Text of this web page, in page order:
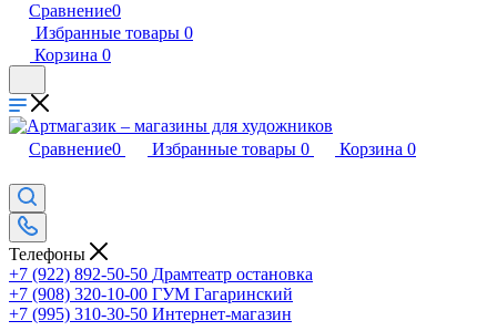
Сравнение0
Избранные товары 0
Корзина 0
Сравнение0 Избранные товары 0 Корзина 0
Телефоны
+7 (922) 892-50-50 Драмтеатр остановка
+7 (908) 320-10-00 ГУМ Гагаринский
+7 (995) 310-30-50 Интернет-магазин